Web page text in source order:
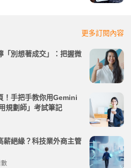
更多訂閱內容
「別想著成交」：把握微
！手把手教你用Gemini
規劃師」考試筆記
薪絕緣？科技業外商主管